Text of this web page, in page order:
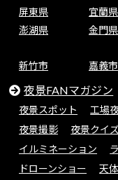
屏東県
宜蘭県
澎湖県
金門県
新竹市 嘉義市
夜景FANマガジン
夜景スポット 工場
夜景撮影
夜景クイ
イルミネーション
ドローンショー
天体